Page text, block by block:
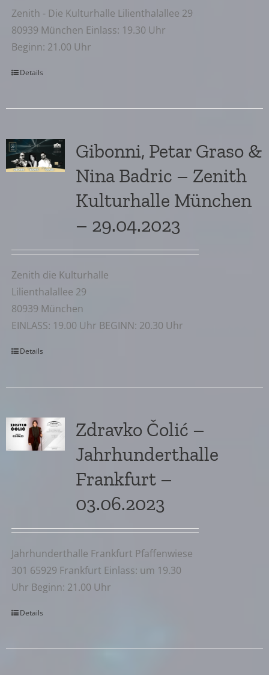
Zenith - Die Kulturhalle Lilienthalallee 29
80939 München Einlass: 19.30 Uhr
Beginn: 21.00 Uhr
Details
Gibonni, Petar Graso &
Nina Badric – Zenith
Kulturhalle München
– 29.04.2023
Zenith die Kulturhalle
Lilienthalallee 29
80939 München
EINLASS: 19.00 Uhr BEGINN: 20.30 Uhr
Details
Zdravko Čolić –
Jahrhunderthalle
Frankfurt –
03.06.2023
Jahrhunderthalle Frankfurt Pfaffenwiese
301 65929 Frankfurt Einlass: um 19.30
Uhr Beginn: 21.00 Uhr
Details